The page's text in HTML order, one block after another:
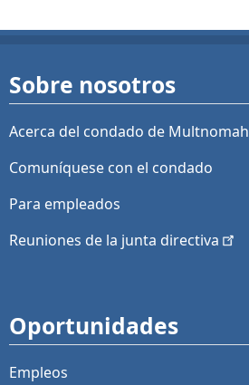
Sobre nosotros
Acerca del condado de Multnomah
Comuníquese con el condado
Para empleados
Reuniones de la junta directiva
Oportunidades
Empleos